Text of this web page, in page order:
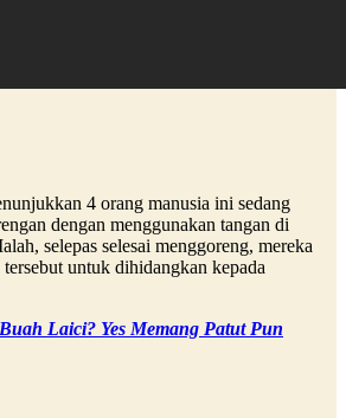
4 orang manusia ini sedang
dengan menggunakan tangan di
selepas selesai menggoreng, mereka
untuk dihidangkan kepada
Laici? Yes Memang Patut Pun